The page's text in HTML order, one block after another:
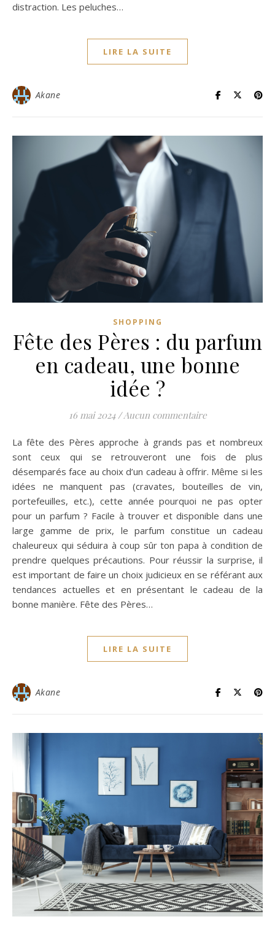
distraction. Les peluches…
LIRE LA SUITE
Akane
SHOPPING
Fête des Pères : du parfum
en cadeau, une bonne
idée ?
16 mai 2024 /Aucun commentaire
La fête des Pères approche à grands pas et nombreux
sont ceux qui se retrouveront une fois de plus
désemparés face au choix d’un cadeau à offrir. Même si les
idées ne manquent pas (cravates, bouteilles de vin,
portefeuilles, etc.), cette année pourquoi ne pas opter
pour un parfum ? Facile à trouver et disponible dans une
large gamme de prix, le parfum constitue un cadeau
chaleureux qui séduira à coup sûr ton papa à condition de
prendre quelques précautions. Pour réussir la surprise, il
est important de faire un choix judicieux en se référant aux
tendances actuelles et en présentant le cadeau de la
bonne manière. Fête des Pères…
LIRE LA SUITE
Akane